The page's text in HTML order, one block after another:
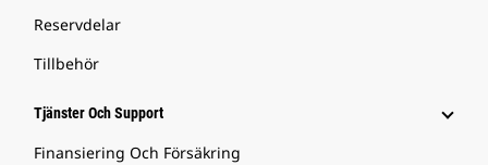
Reservdelar
Tillbehör
Tjänster Och Support
Finansiering Och Försäkring